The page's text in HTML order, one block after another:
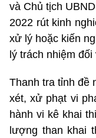
và Chủ tịch
2022 rút kinh
xử lý hoặc kiến
lý trách nhiệm
Thanh tra tỉnh đề
xét, xử phạt vi
hành vi kê khai
lượng than khai